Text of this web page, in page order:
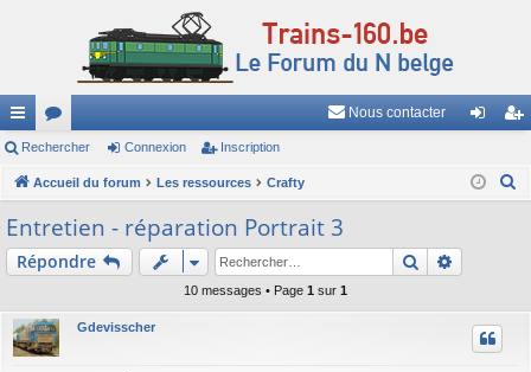
ac
co
ur
ci
or
u
s
Nous contacter
ne cri
Rechercher Connexion Inscription
Accueil du forum Les ressources Crafty
r
Entretien - réparation Portrait 3
Répondre Rechercher
10 messages • Page 1 sur 1
Gdevisscher